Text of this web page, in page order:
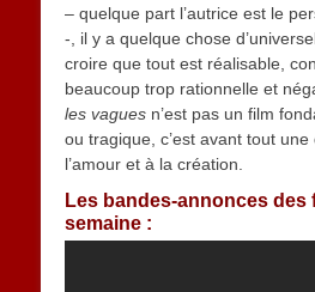
– quelque part l’autrice est le
-, il y a quelque chose
croire que tout est réalisable,
beaucoup trop rationnelle et
les vagues n’est pas un film
ou tragique, c’est avant tout une
l’amour et à la création.
Les bandes-annonces des
semaine :